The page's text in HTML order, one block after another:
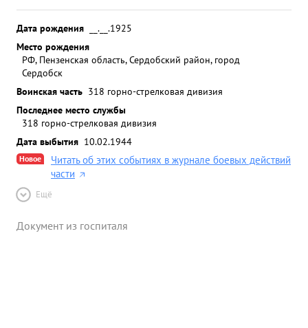
Дата рождения
__.__.1925
Место рождения
РФ, Пензенская область, Сердобский район, город
Сердобск
Воинская часть 318 горно-стрелковая дивизия
Последнее место службы
318 горно-стрелковая дивизия
Дата выбытия 10.02.1944
Новое
Читать об этих событиях в журнале боевых действий
части
Ещё
Документ из госпиталя